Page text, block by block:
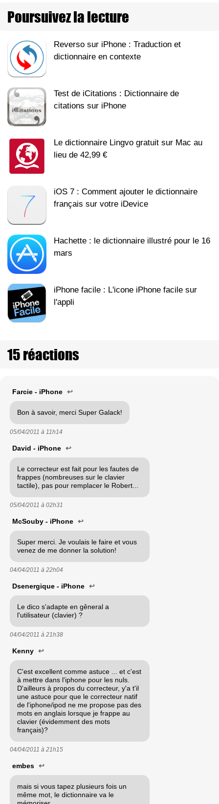
Poursuivez la lecture
Reverso sur iPhone : Traduction et
dictionnaire en contexte
Test de iCitations : Dictionnaire de
citations sur iPhone
Le dictionnaire Lingvo gratuit sur Mac au
lieu de 42,99 €
iOS 7 : Comment ajouter le dictionnaire
français sur votre iDevice
Hachette : le dictionnaire illustré pour le 16
mars
iPhone facile : L'icone iPhone facile sur
l'appli
15 réactions
Farcie - iPhone ↩
Bon à savoir, merci Super Galack!
05/04/2011 à 11h14
David - iPhone ↩
Le correcteur est fait pour les fautes de
frappes (nombreuses sur le clavier
tactile), pas pour remplacer le Robert...
05/04/2011 à 02h31
McSouby - iPhone ↩
Super merci. Je voulais le faire et vous
venez de me donner la solution!
04/04/2011 à 22h04
Dsenergique - iPhone ↩
Le dico s'adapte en gêneral a
l'utilisateur (clavier) ?
04/04/2011 à 21h38
Kenny ↩
C'est excellent comme astuce ... et c'est
à mettre dans l'iphone pour les nuls.
D'ailleurs à propos du correcteur, y'a t'il
une astuce pour que le correcteur natif
de l'iphone/ipod ne me propose pas des
mots en anglais lorsque je frappe au
clavier (évidemment des mots
français)?
04/04/2011 à 21h15
embes ↩
mais si vous tapez plusieurs fois un
même mot, le dictionnaire va le